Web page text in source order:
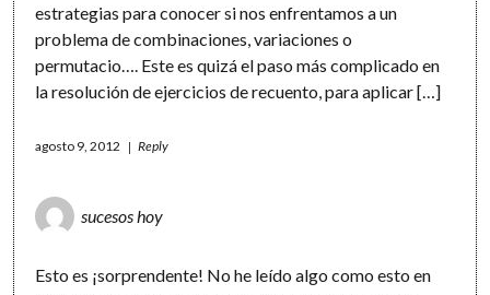
estrategias para conocer si nos enfrentamos a un
problema de combinaciones, variaciones o
permutacio…. Este es quizá el paso más complicado en
la resolución de ejercicios de recuento, para aplicar […]
agosto 9, 2012 Reply
sucesos hoy
Esto es ¡sorprendente! No he leído algo como esto en